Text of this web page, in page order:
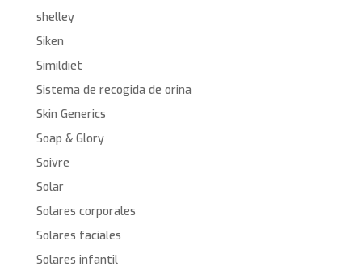
shelley
Siken
Simildiet
Sistema de recogida de orina
Skin Generics
Soap & Glory
Soivre
Solar
Solares corporales
Solares faciales
Solares infantil